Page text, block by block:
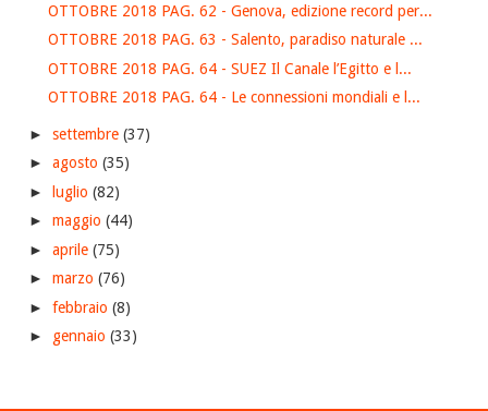
OTTOBRE 2018 PAG. 62 - Genova, edizione record per...
OTTOBRE 2018 PAG. 63 - Salento, paradiso naturale ...
OTTOBRE 2018 PAG. 64 - SUEZ Il Canale l’Egitto e l...
OTTOBRE 2018 PAG. 64 - Le connessioni mondiali e l...
► settembre (37)
► agosto (35)
► luglio (82)
► maggio (44)
► aprile (75)
► marzo (76)
► febbraio (8)
► gennaio (33)